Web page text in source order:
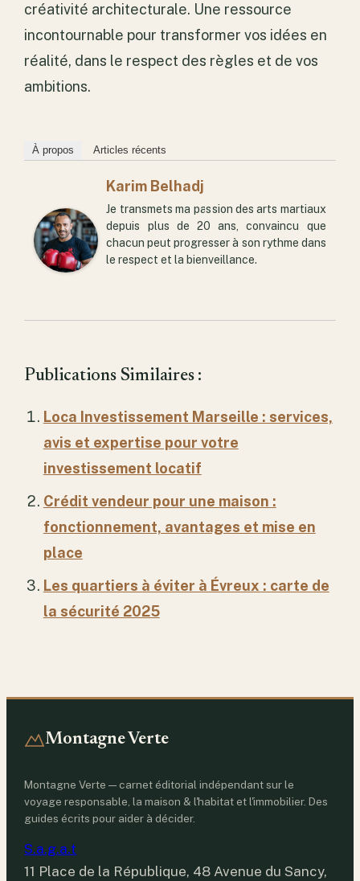
créativité architecturale. Une ressource
incontournable pour transformer vos idées en
réalité, dans le respect des règles et de vos
ambitions.
À propos Articles récents
Karim Belhadj
Je transmets ma passion des arts martiaux
depuis plus de 20 ans, convaincu que
chacun peut progresser à son rythme dans
le respect et la bienveillance.
Publications Similaires :
Loca Investissement Marseille : services,
avis et expertise pour votre
investissement locatif
Crédit vendeur pour une maison :
fonctionnement, avantages et mise en
place
Les quartiers à éviter à Évreux : carte de
la sécurité 2025
Montagne Verte
Montagne Verte — carnet éditorial indépendant sur le
voyage responsable, la maison & l'habitat et l'immobilier. Des
guides écrits pour aider à décider.
S.a.g.a.t
11 Place de la République, 48 Avenue du Sancy,